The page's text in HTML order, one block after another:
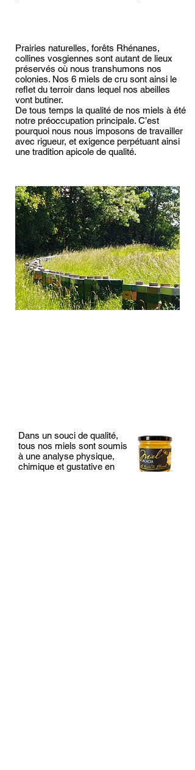
Prairies naturelles, forêts Rhénanes,
collines vosgiennes sont autant de lieux
préservés où nous transhumons nos
colonies. Nos 6 miels de cru sont ainsi le
reflet du terroir dans lequel nos abeilles
vont butiner.
De tous temps la qualité de nos miels à été
notre préoccupation principale. C’est
pourquoi nous nous imposons de travailler
avec rigueur, et exigence perpétuant ainsi
une tradition apicole de qualité.
Dans un souci de qualité,
tous nos miels sont soumis
à une analyse physique,
chimique et gustative en